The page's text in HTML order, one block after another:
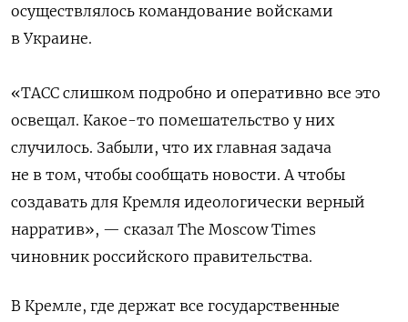
осуществлялось командование войсками
в Украине.
«ТАСС слишком подробно и оперативно все это
освещал. Какое-то помешательство у них
случилось. Забыли, что их главная задача
не в том, чтобы сообщать новости. А чтобы
создавать для Кремля идеологически верный
нарратив», — сказал The Moscow Times
чиновник российского правительства.
В Кремле, где держат все государственные